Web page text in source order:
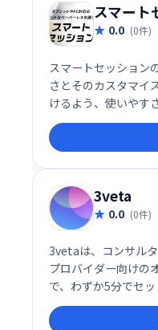
スマート
0.0 (0件)
スマートセッション
さとそのカスタマイ
けるよう、使いやす
しています。 また
マイズも対応可能。
な機能を実装するこ
3veta
0.0 (0件)
3vetaは、コンサル
プロバイダー向けの
で、わずか5分でセ
支援し、スムーズ
ツールとして推奨さ